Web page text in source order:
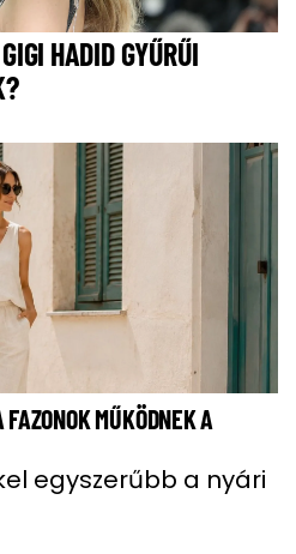
HADID GYŰRŰI
MŰKÖDNEK A
egyszerűbb a nyári